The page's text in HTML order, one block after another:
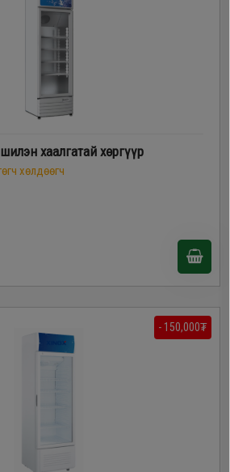
хаалгатай хөргүүр
хөлдөөгч
- 150,000₮